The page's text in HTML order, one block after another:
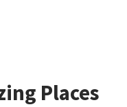
Places